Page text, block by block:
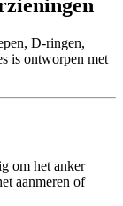
D-ringen,
is ontworpen met
om het anker
aanmeren of